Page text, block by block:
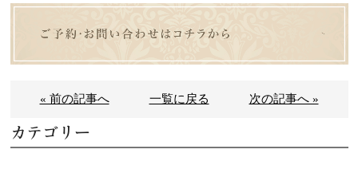
« 前の記事へ 一覧に戻る 次の記事へ »
カテゴリー